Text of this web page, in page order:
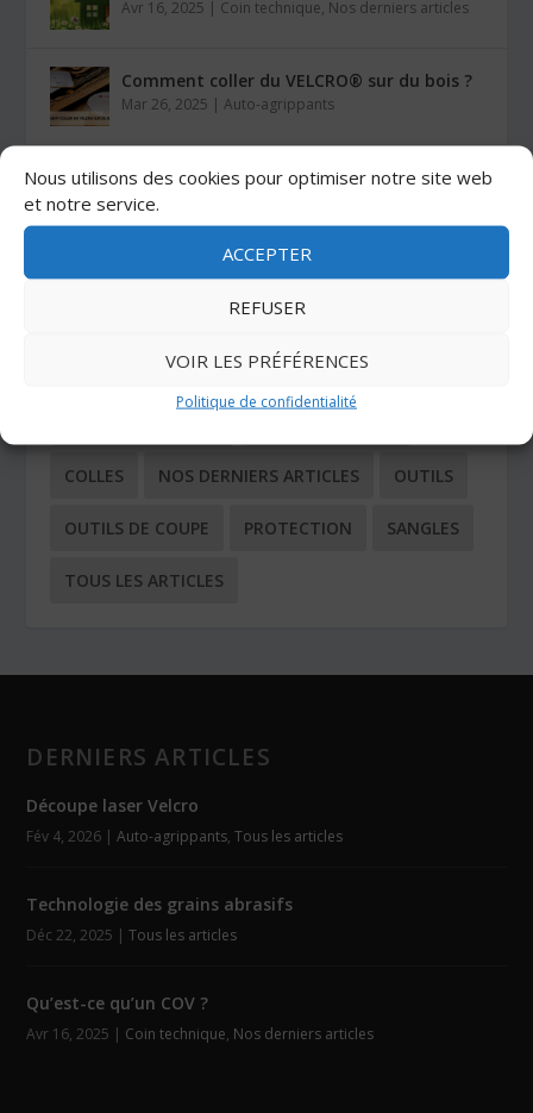
Nous utilisons des cookies pour optimiser notre site web
et notre service.
ACCEPTER
REFUSER
VOIR LES PRÉFÉRENCES
Politique de confidentialité
Avr 16, 2025 | Coin technique, Nos derniers articles
Comment coller du VELCRO® sur du bois ?
Mar 26, 2025 |Auto-agrippants
Les colles Stratogrip X15 et X25
Jan 27, 2025
AUTO-AGRIPPANTS
COLLES NOS DERNIERS ARTICLES OUTILS
OUTILS DE COUPE PROTECTION SANGLES
TOUS LES ARTICLES
DERNIERS ARTICLES
Découpe laser Velcro
Fév 4, 2026 |Auto-agrippants,Tous les articles
Technologie des grains abrasifs
Déc 22, 2025 |Tous les articles
Qu’est-ce qu’un COV ?
Avr 16, 2025 | Coin technique, Nos derniers articles